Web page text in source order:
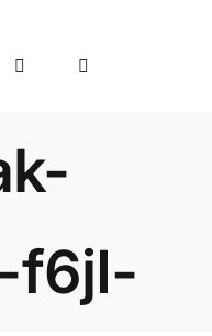
f6jI-